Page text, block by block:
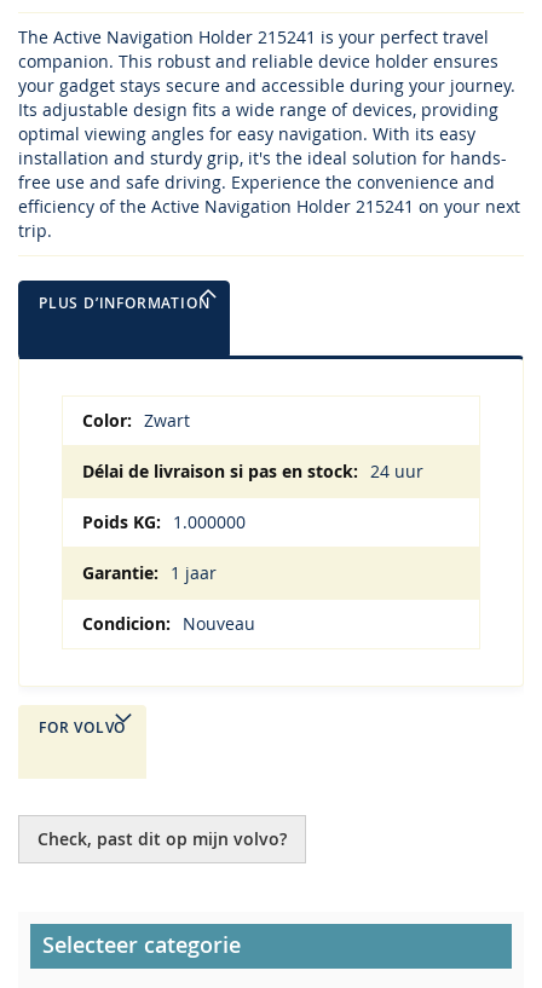
The Active Navigation Holder 215241 is your perfect travel
companion. This robust and reliable device holder ensures
your gadget stays secure and accessible during your journey.
Its adjustable design fits a wide range of devices, providing
optimal viewing angles for easy navigation. With its easy
installation and sturdy grip, it's the ideal solution for hands-
free use and safe driving. Experience the convenience and
efficiency of the Active Navigation Holder 215241 on your next
trip.
PLUS D’INFORMATION
d’informationZwart
24 uur
1.000000
1 jaar
Nouveau
FOR VOLVO
Check, past dit op mijn volvo?
Selecteer categorie